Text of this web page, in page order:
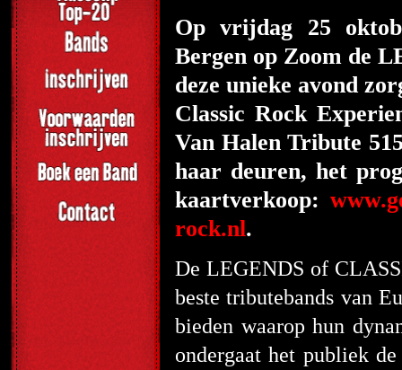
Op vrijdag 25
Bergen op Zoom de
deze unieke avond
Classic Rock
Van Halen Tribute
haar deuren, het
kaartverkoop:
rock.nl.
De LEGENDS of
beste tributebands van
bieden waarop hun
ondergaat het publiek